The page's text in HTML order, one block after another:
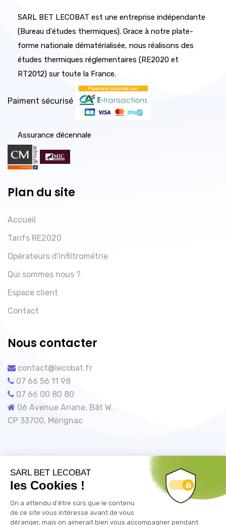
SARL BET LECOBAT est une entreprise indépendante
(Bureau d'études thermiques). Grace à notre plate-
forme nationale dématérialisée, nous réalisons des
études thermiques réglementaires (RE2020 et
RT2012) sur toute la France.
Paiment sécurisé
Assurance décennale
Plan du site
Accueil
Tarifs RE2020
Opérateurs d'infiltrométrie
Qui sommes nous ?
Espace client
Contact
Nous contacter
contact@lecobat.fr
07 66 56 11 98
07 66 00 80 80
06 Avenue Ariane, Bât W,
CP 33700, Mérignac
©lecobat.fr / R-E2020.fr – Un site du groupe
Lecobat | Tous droits réservés |
Mentions légales
|Conditions générales de ventes